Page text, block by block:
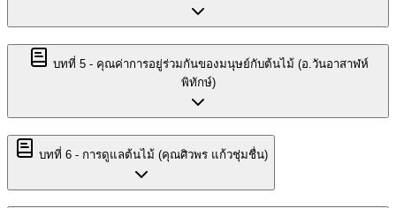
บทที่ 5- คุณค่าการอยู่ร่วมกันของมนุษย์กับต้นไม้ (อ.วันอาสาฬห์
พิทักษ์)
บทที่ 6 - การดูแลต้นไม้ (คุณศิวพร แก้วชุ่มชื่น)